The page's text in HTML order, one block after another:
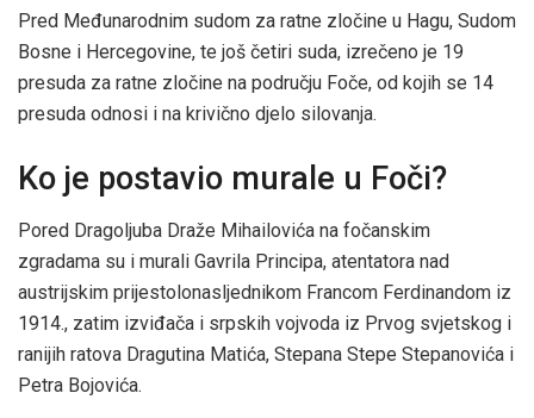
Pred Međunarodnim sudom za ratne zločine u Hagu, Sudom
Bosne i Hercegovine, te još četiri suda, izrečeno je 19
presuda za ratne zločine na području Foče, od kojih se 14
presuda odnosi i na krivično djelo silovanja.
Ko je postavio murale u Foči?
Pored Dragoljuba Draže Mihailovića na fočanskim
zgradama su i murali Gavrila Principa, atentatora nad
austrijskim prijestolonasljednikom Francom Ferdinandom iz
1914., zatim izviđača i srpskih vojvoda iz Prvog svjetskog i
ranijih ratova Dragutina Matića, Stepana Stepe Stepanovića i
Petra Bojovića.